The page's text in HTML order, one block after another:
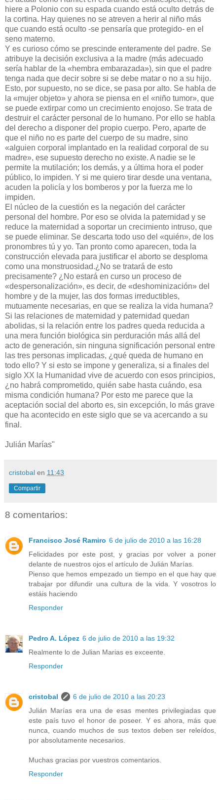
hiere a Polonio con su espada cuando está oculto detrás de
la cortina. Hay quienes no se atreven a herir al niño más
que cuando está oculto -se pensaría que protegido- en el
seno materno.
Y es curioso cómo se prescinde enteramente del padre. Se
atribuye la decisión exclusiva a la madre (más adecuado
sería hablar de la «hembra embarazada»), sin que el padre
tenga nada que decir sobre si se debe matar o no a su hijo.
Esto, por supuesto, no se dice, se pasa por alto. Se habla de
la «mujer objeto» y ahora se piensa en el «niño tumor», que
se puede extirpar como un crecimiento enojoso. Se trata de
destruir el carácter personal de lo humano. Por ello se habla
del derecho a disponer del propio cuerpo. Pero, aparte de
que el niño no es parte del cuerpo de su madre, sino
«alguien corporal implantado en la realidad corporal de su
madre», ese supuesto derecho no existe. A nadie se le
permite la mutilación; los demás, y a última hora el poder
público, lo impiden. Y si me quiero tirar desde una ventana,
acuden la policía y los bomberos y por la fuerza me lo
impiden.
El núcleo de la cuestión es la negación del carácter
personal del hombre. Por eso se olvida la paternidad y se
reduce la maternidad a soportar un crecimiento intruso, que
se puede eliminar. Se descarta todo uso del «quién», de los
pronombres tú y yo. Tan pronto como aparecen, toda la
construcción elevada para justificar el aborto se desploma
como una monstruosidad.¿No se tratará de esto
precisamente? ¿No estará en curso un proceso de
«despersonalización», es decir, de «deshominización» del
hombre y de la mujer, las dos formas irreductibles,
mutuamente necesarias, en que se realiza la vida humana?
Si las relaciones de maternidad y paternidad quedan
abolidas, si la relación entre los padres queda reducida a
una mera función biológica sin perduración más allá del
acto de generación, sin ninguna significación personal entre
las tres personas implicadas, ¿qué queda de humano en
todo ello? Y si esto se impone y generaliza, si a finales del
siglo XX la Humanidad vive de acuerdo con esos principios,
¿no habrá comprometido, quién sabe hasta cuándo, esa
misma condición humana? Por esto me parece que la
aceptación social del aborto es, sin excepción, lo más grave
que ha acontecido en este siglo que se va acercando a su
final.
Julián Marías"
cristobal en 11:43
Compartir
8 comentarios:
Francisco José Ramiro 6 de julio de 2010 a las 16:28
Felicidades por este post, y gracias por volver a poner
delante de nuestros ojos el artículo de Julián Marías.
Pienso que hemos empezado un tiempo en el que hay que
trabajar por difundir una cultura de la vida. Y vosotros lo
estáis haciendo
Responder
Pedro A. López 6 de julio de 2010 a las 19:32
Realmente lo de Julian Marias es exceente.
Responder
cristobal
6 de julio de 2010 a las 20:23
Julián Marías era una de esas mentes privilegiadas que
este país tuvo el honor de poseer. Y es ahora, más que
nunca, cuando muchos de sus textos deben ser releídos,
por absolutamente necesarios.
Muchas gracias por vuestros comentarios.
Responder